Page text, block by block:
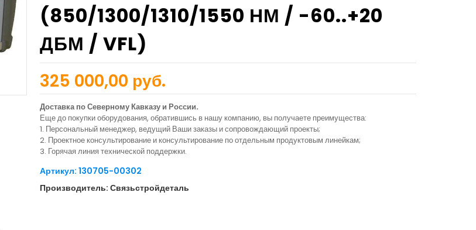
(850/1300/1310/1550 НМ / -60..+20
ДБМ / VFL)
325 000,00 руб.
Доставка по Северному Кавказу и России.
Еще до покупки оборудования, обратившись в нашу компанию, вы получаете преимущества:
1. Персональный менеджер, ведущий Ваши заказы и сопровождающий проекты;
2. Проектное консультирование и консультирование по отдельным продуктовым линейкам;
3. Горячая линия технической поддержки.
Артикул: 130705-00302
Производитель: Связьстройдеталь